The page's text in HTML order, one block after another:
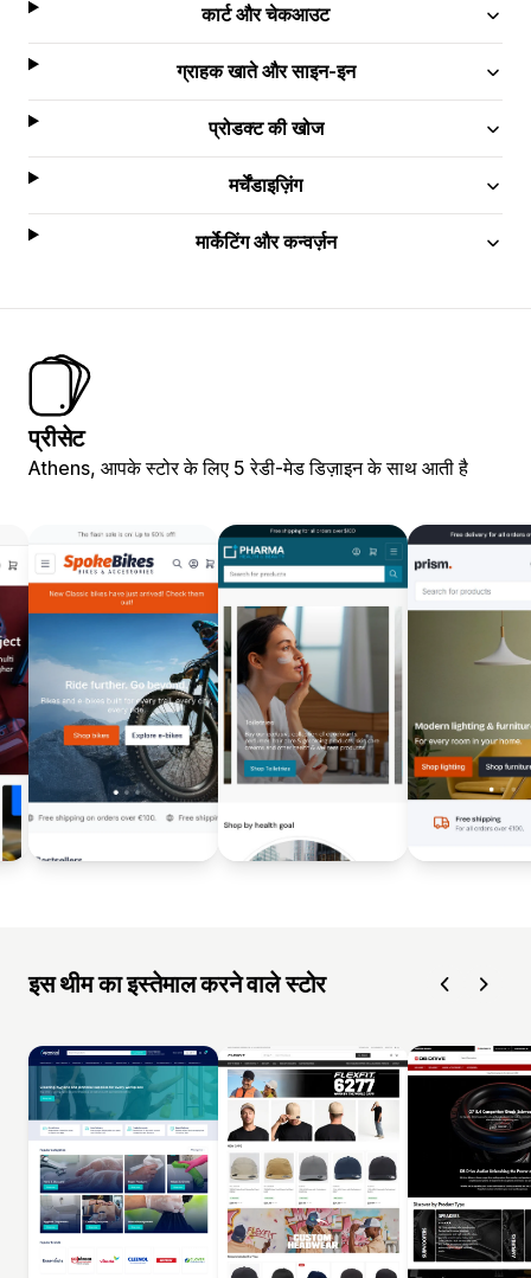
कार्ट और चेकआउट
ग्राहक खाते और साइन-इन
प्रोडक्ट की खोज
मर्चेंडाइज़िंग
मार्केटिंग और कन्वर्ज़न
प्रीसेट
Athens, आपके स्टोर के लिए 5 रेडी-मेड डिज़ाइन के साथ आती है
इस थीम का इस्तेमाल करने वाले स्टोर